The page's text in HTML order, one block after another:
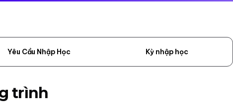
Yêu Cầu Nhập Học Kỳ nhập học
trình